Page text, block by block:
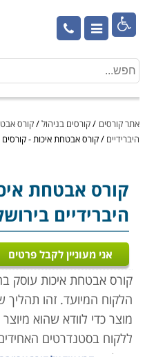

אתר קורסים /קורסים בניהול/קורס
היברידיים /קורס אבטחת איכות - קורסים
קורס אבטחת
היברידיים
אני מעוניין לקבל פרטים
קורס אבטחת איכות עוסק
הלקוח המיועד. זהו
מוצר כדי לוודא שהוא
ללקוח בסטנדרטים